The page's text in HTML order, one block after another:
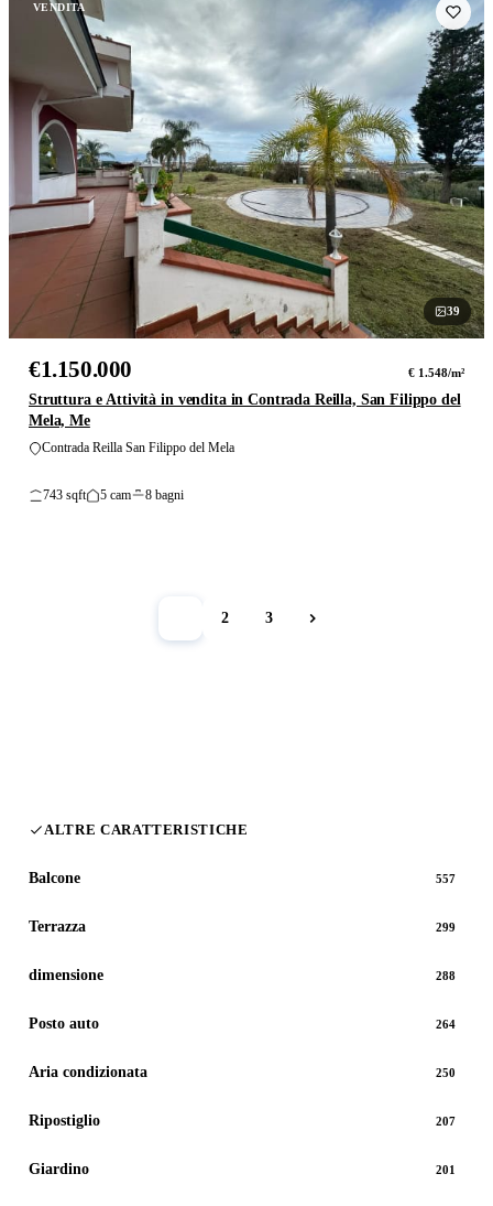
VENDITA
39
foto
€1.150.000 € 1.548/m²
Struttura e Attività in vendita in Contrada Reilla, San Filippo del
Mela, Me
Contrada Reilla San Filippo del Mela
743 sqft 5 cam 8 bagni
2 3
ALTRE CARATTERISTICHE
Balcone 557
Terrazza 299
dimensione 288
Posto auto 264
Aria condizionata 250
Ripostiglio 207
Giardino 201